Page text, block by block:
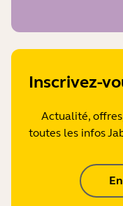
Inscrivez-
Actualité,
toutes les infos